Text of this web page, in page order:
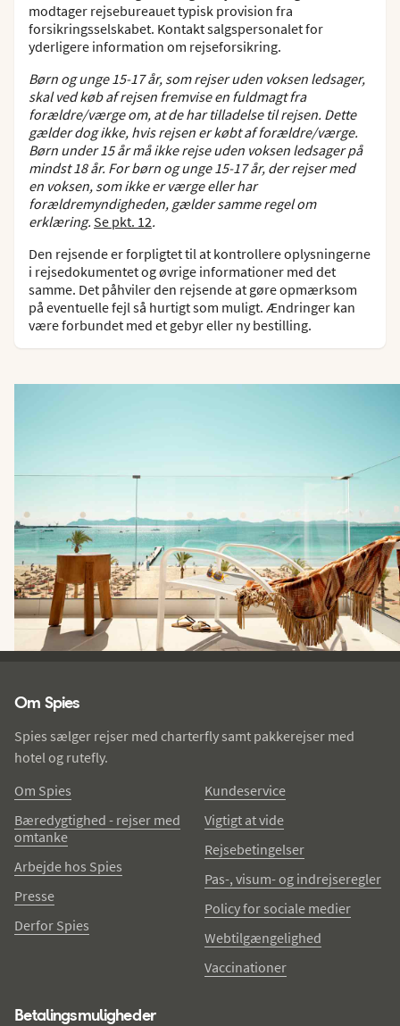
14. Gavekort
15. Krydstogter
modtager rejsebureauet typisk provision fra
forsikringsselskabet. Kontakt salgspersonalet for
yderligere information om rejseforsikring.
Børn og unge 15-17 år, som rejser uden voksen ledsager,
skal ved køb af rejsen fremvise en fuldmagt fra
forældre/værge om, at de har tilladelse til rejsen. Dette
gælder dog ikke, hvis rejsen er købt af forældre/værge.
Børn under 15 år må ikke rejse uden voksen ledsager på
mindst 18 år. For børn og unge 15-17 år, der rejser med
en voksen, som ikke er værge eller har
forældremyndigheden, gælder samme regel om
erklæring. Se pkt. 12.
Den rejsende er forpligtet til at kontrollere oplysningerne
i rejsedokumentet og øvrige informationer med det
samme. Det påhviler den rejsende at gøre opmærksom
på eventuelle fejl så hurtigt som muligt. Ændringer kan
være forbundet med et gebyr eller ny bestilling.
Om Spies
Spies sælger rejser med charterfly samt pakkerejser med
hotel og rutefly.
Om Spies
Bæredygtighed - rejser med
omtanke
Arbejde hos Spies
Presse
Derfor Spies
Kundeservice
Vigtigt at vide
Rejsebetingelser
Pas-, visum- og indrejseregler
Policy for sociale medier
Webtilgængelighed
Vaccinationer
Betalingsmuligheder